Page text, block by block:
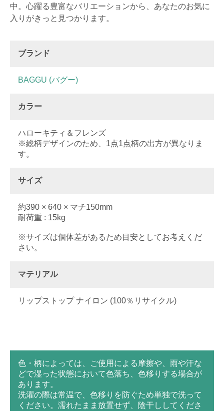
中。心躍る豊富なバリエーションから、あなたのお気に
入りがきっと見つかります。
ブランド
BAGGU (バグー)
カラー
ハローキティ＆フレンズ
※総柄デザインのため、1点1点柄の出方が異なりま
す。
サイズ
約390 × 640 × マチ150mm
耐荷重 : 15kg
※サイズは個体差があるため目安としてお考えくだ
さい。
マテリアル
リップストップ ナイロン (100％リサイクル)
色・柄によっては、ご使用による摩擦や、雨や汗な
どで湿った状態において色落ち、色移りする場合が
あります。
洗濯の際は常温で、色移りを防ぐため単独で洗って
ください。濡れたまま放置せず、陰干ししてくださ